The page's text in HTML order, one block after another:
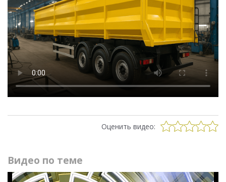
Оценить видео:
Видео по теме